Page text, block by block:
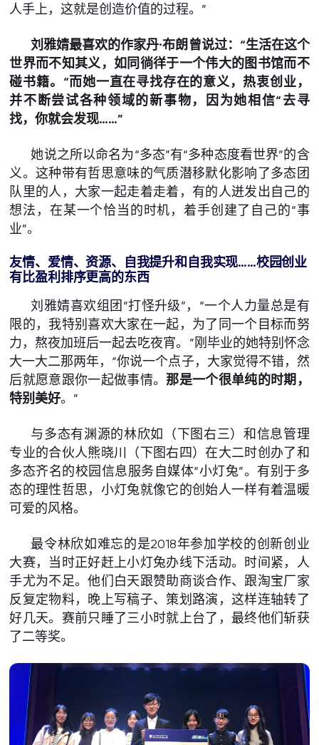
人手上，这就是创造价值的过程。”
刘雅婧最喜欢的作家丹·布朗曾说过：“生活在这个
世界而不知其义，如同徜徉于一个伟大的图书馆而不
碰书籍。“而她一直在寻找存在的意义，热衷创业，
并不断尝试各种领域的新事物，因为她相信“去寻
找，你就会发现……”
她说之所以命名为“多态”有“多种态度看世界”的含
义。这种带有哲思意味的气质潜移默化影响了多态团
队里的人，大家一起走着走着，有的人迸发出自己的
想法，在某一个恰当的时机，着手创建了自己的“事
业”。
友情、爱情、资源、自我提升和自我实现……校园创业
有比盈利排序更高的东西
刘雅婧喜欢组团“打怪升级”，“一个人力量总是有
限的，我特别喜欢大家在一起，为了同一个目标而努
力，熬夜加班后一起去吃夜宵。”刚毕业的她特别怀念
大一大二那两年，“你说一个点子，大家觉得不错，然
后就愿意跟你一起做事情。 那是一个很单纯的时期，
特别美好。”
与多态有渊源的林欣如（下图右三）和信息管理
专业的合伙人熊晓川（下图右四）在大二时创办了和
多态齐名的校园信息服务自媒体“小灯兔”。有别于多
态的理性哲思，小灯兔就像它的创始人一样有着温暖
可爱的风格。
最令林欣如难忘的是2018年参加学校的创新创业
大赛，当时正好赶上小灯兔办线下活动。时间紧，人
手尤为不足。他们白天跟赞助商谈合作、跟淘宝厂家
反复定物料，晚上写稿子、策划路演，这样连轴转了
好几天。赛前只睡了三小时就上台了，最终他们斩获
了二等奖。